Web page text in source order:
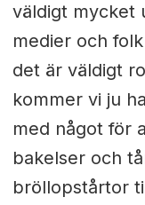
väldigt mycket
medier och
det är väldigt
kommer vi ju
med något för
bakelser och
bröllopstårtor